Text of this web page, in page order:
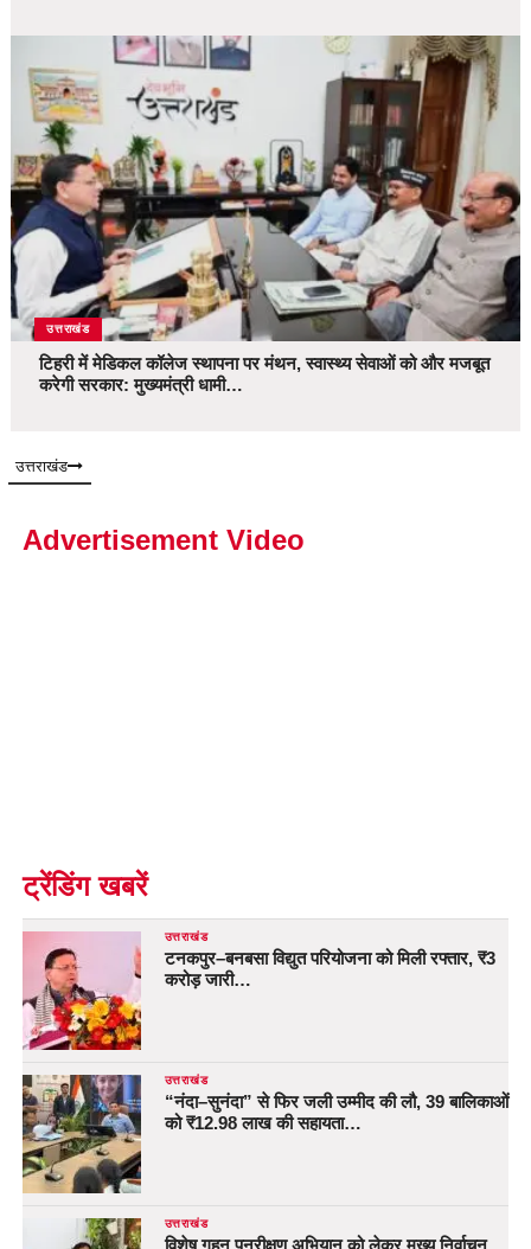
उत्तराखंड
टिहरी में मेडिकल कॉलेज स्थापना पर मंथन, स्वास्थ्य सेवाओं को और मजबूत
करेगी सरकार: मुख्यमंत्री धामी…
उत्तराखंड
Advertisement Video
ट्रेंडिंग खबरें
उत्तराखंड
टनकपुर–बनबसा विद्युत परियोजना को मिली रफ्तार, ₹3
करोड़ जारी…
उत्तराखंड
“नंदा–सुनंदा” से फिर जली उम्मीद की लौ, 39 बालिकाओं
को ₹12.98 लाख की सहायता…
उत्तराखंड
विशेष गहन पुनरीक्षण अभियान को लेकर मुख्य निर्वाचन